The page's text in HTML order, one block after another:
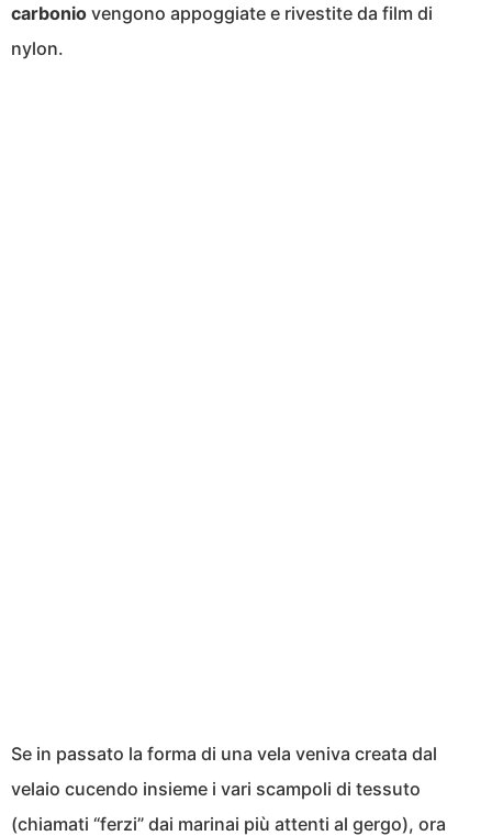
carbonio vengono appoggiate e rivestite da film di
nylon.
Se in passato la forma di una vela veniva creata dal
velaio cucendo insieme i vari scampoli di tessuto
(chiamati “ferzi” dai marinai più attenti al gergo), ora